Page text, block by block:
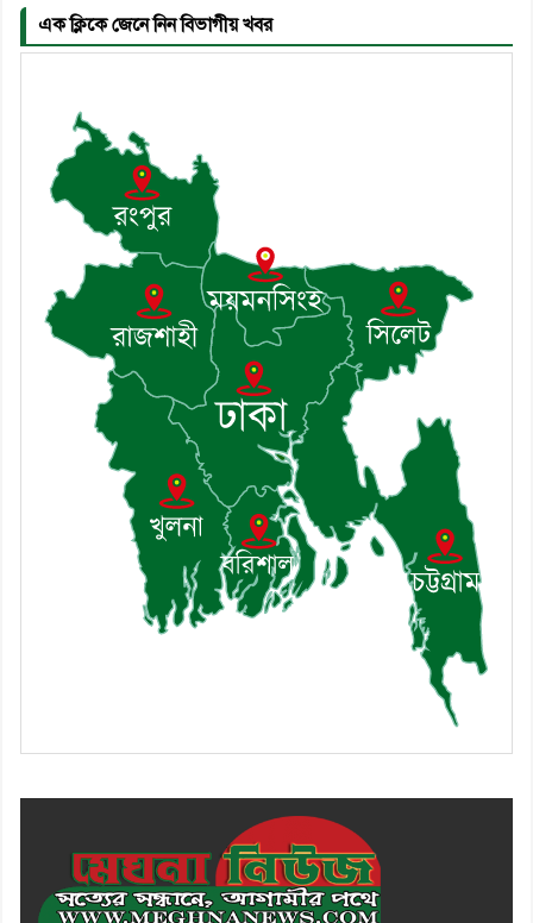
৬। জেলা পুলিশ সুপার থেকে সম্মাননা
পেলেন দাউদকান্দি মডেল থানার
৭। দাউদকান্দিতে উপজেলা আইন-
শৃঙ্খলা কমিটির মাসিক সভা অনুষ্ঠিত
৮। দাউদকান্দিতে মুচি সম্প্রদায়ের
খোঁজখবর নিলেন ড. খন্দকার মারুফ
হোসেন
৯। মেঘনায় আইন-শৃঙ্খলা কমিটির
মাসিক সভা অনুষ্ঠিত
১০। জাতীয় নেতা ড. খন্দকার
মোশাররফ হোসেনের মূল্যায়ন কোথায়
এবং একটি বিশ্লেষণ
এক ক্লিকে জেনে নিন বিভাগীয় খবর